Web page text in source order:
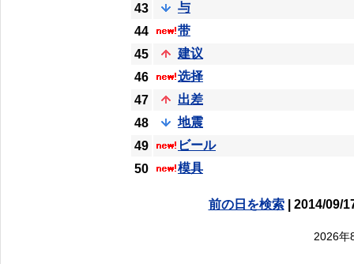
43
与
44
带
45
建议
46
选择
47
出差
48
地震
49
ビール
50
模具
前の日を検索| 2014/09/
2026年